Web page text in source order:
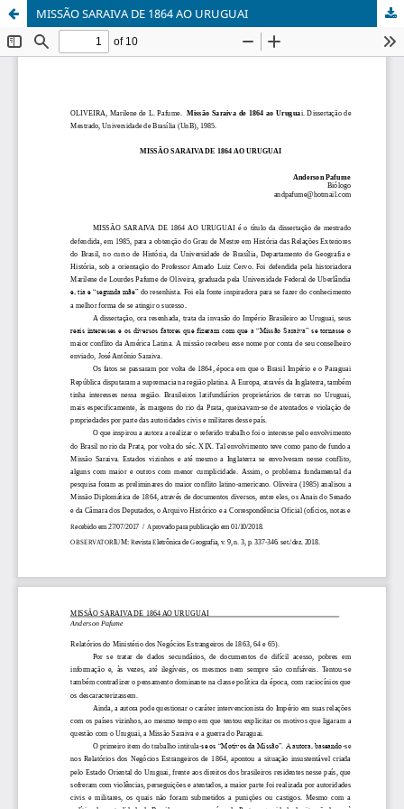
MISSÃO SARAIVA DE 1864 AO URUGUAI